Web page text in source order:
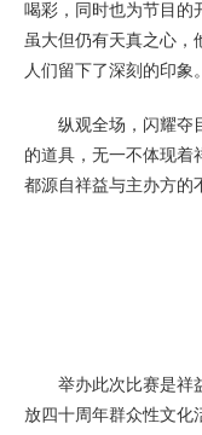
喝彩，同时也为节目的
虽大但仍有天真之心，
人们留下了深刻的印象。
纵观全场，闪耀夺
的道具，无一不体现着
都源自祥益与主办方的
举办此次比赛是祥
放四十周年群众性文化